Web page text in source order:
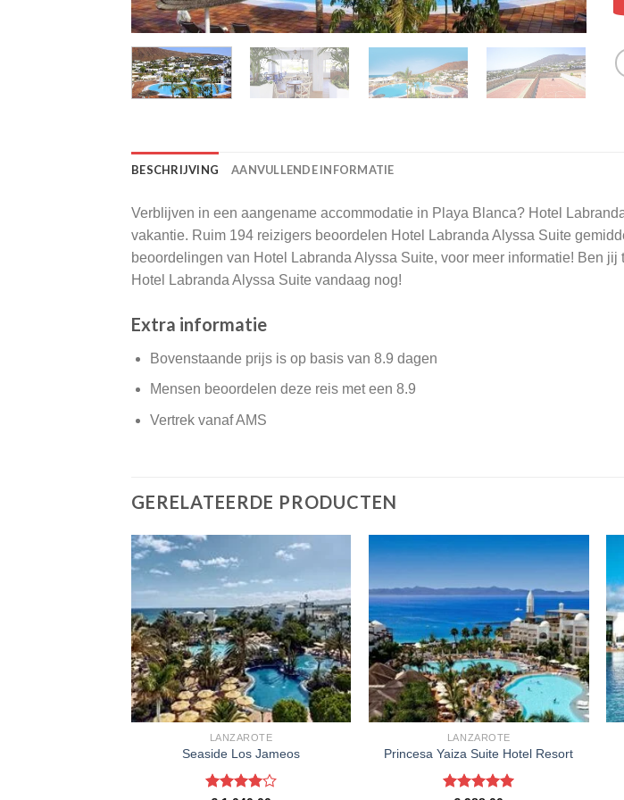
BESCHRIJVING AANVULLENDE INFORMATIE
Verblijven in een aangename accommodatie in Playa Blanca? Hotel
vakantie. Ruim 194 reizigers beoordelen Hotel Labranda Alyssa Suite
beoordelingen van Hotel Labranda Alyssa Suite, voor meer informatie! Ben
Hotel Labranda Alyssa Suite vandaag nog!
Extra informatie
Bovenstaande prijs is op basis van 8.9 dagen
Mensen beoordelen deze reis met een 8.9
Vertrek vanaf AMS
GERELATEERDE PRODUCTEN
LANZAROTE
Seaside Los Jameos
LANZAROTE
Princesa Yaiza Suite Hotel Resort